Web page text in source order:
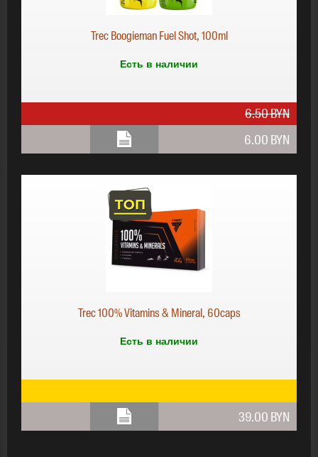
Trec Boogieman Fuel Shot, 100ml
Есть в наличии
6.00 BYN
6.50 BYN
6.00 BYN
Trec 100% Vitamins & Mineral, 60caps
Есть в наличии
39.00 BYN